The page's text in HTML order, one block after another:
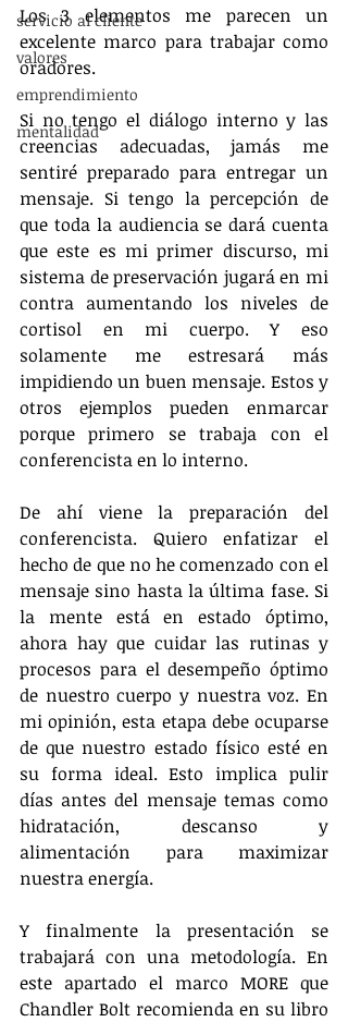
servicio al cliente
valores
emprendimiento
mentalidad
Los 3 elementos me parecen un
excelente marco para trabajar como
oradores.
Si no tengo el diálogo interno y las
creencias adecuadas, jamás me
sentiré preparado para entregar un
mensaje. Si tengo la percepción de
que toda la audiencia se dará cuenta
que este es mi primer discurso, mi
sistema de preservación jugará en mi
contra aumentando los niveles de
cortisol en mi cuerpo. Y eso
solamente me estresará más
impidiendo un buen mensaje. Estos y
otros ejemplos pueden enmarcar
porque primero se trabaja con el
conferencista en lo interno.
De ahí viene la preparación del
conferencista. Quiero enfatizar el
hecho de que no he comenzado con el
mensaje sino hasta la última fase. Si
la mente está en estado óptimo,
ahora hay que cuidar las rutinas y
procesos para el desempeño óptimo
de nuestro cuerpo y nuestra voz. En
mi opinión, esta etapa debe ocuparse
de que nuestro estado físico esté en
su forma ideal. Esto implica pulir
días antes del mensaje temas como
hidratación, descanso y
alimentación para maximizar
nuestra energía.
Y finalmente la presentación se
trabajará con una metodología. En
este apartado el marco MORE que